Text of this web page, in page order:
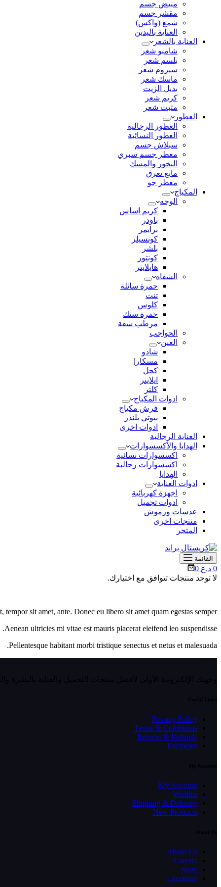
مبيض جسم
مقشر جسم
شمع (واكس)
العناية باليدين
العناية بالشعر
شامبو شعر
بلسم شعر
سيروم شعر
ماسك شعر
بديل الزيت
كريم شعر
مثبت شعر
العطور
العطور الرجالية
العطور النسائية
سبلاش جسم
معطر جسم سبري
البخور والمسك
مانع تعرق
معطر جو
المكياج
الوجه
كريم اساس
باودر
برايمر
كونسيلر
بلشر
كونتور
هايلايتر
الشفاه
حمرة سائلة
تنت
كلوس
حمرة ستك
مرطب شفة
الحواجب
العين
شادو
مسكارا
كحل
ايلاينر
كلتر
ادوات المكياج
فرش مكياج
بيوتي بلندر
ادوات اخرى
العناية الرجالية
الهدايا والأكسسوارات
اكسسوارات نسائية
اكسسوارات رجالية
الهدايا
ادوات العناية
اجهزة كهربائية
ادوات تجميل
عدسات ورموش
منتجات اخرى
المتجر
القائمة
عربة
التسوق
0 د.ع 0
لا توجد منتجات تتوافق مع اختيارك.
sit amet, ante. Donec eu libero sit amet quam egestas semper.
Aenean ultricies mi vitae est mauris placerat eleifend leo suspendisse.
Pellentesque habitant morbi tristique senectus et netus et malesuada.
Privacy Policy
Terms & Conditions
Returns & Refunds
Payments
My Account
Wishlist
Shipping & Delivery
New Products
About Us
Careers
Store
Locations